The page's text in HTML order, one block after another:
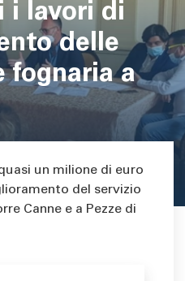
i lavori di
delle
fognaria a
un milione di euro
del servizio
Canne e a Pezze di